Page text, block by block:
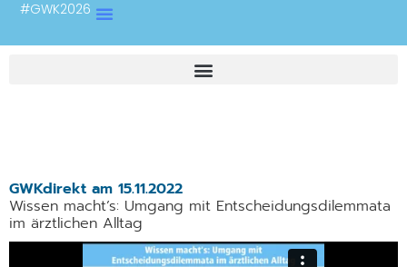
#GWK2026
GWKdirekt am 15.11.2022
Wissen macht’s: Umgang mit Entscheidungsdilemmata
im ärztlichen Alltag